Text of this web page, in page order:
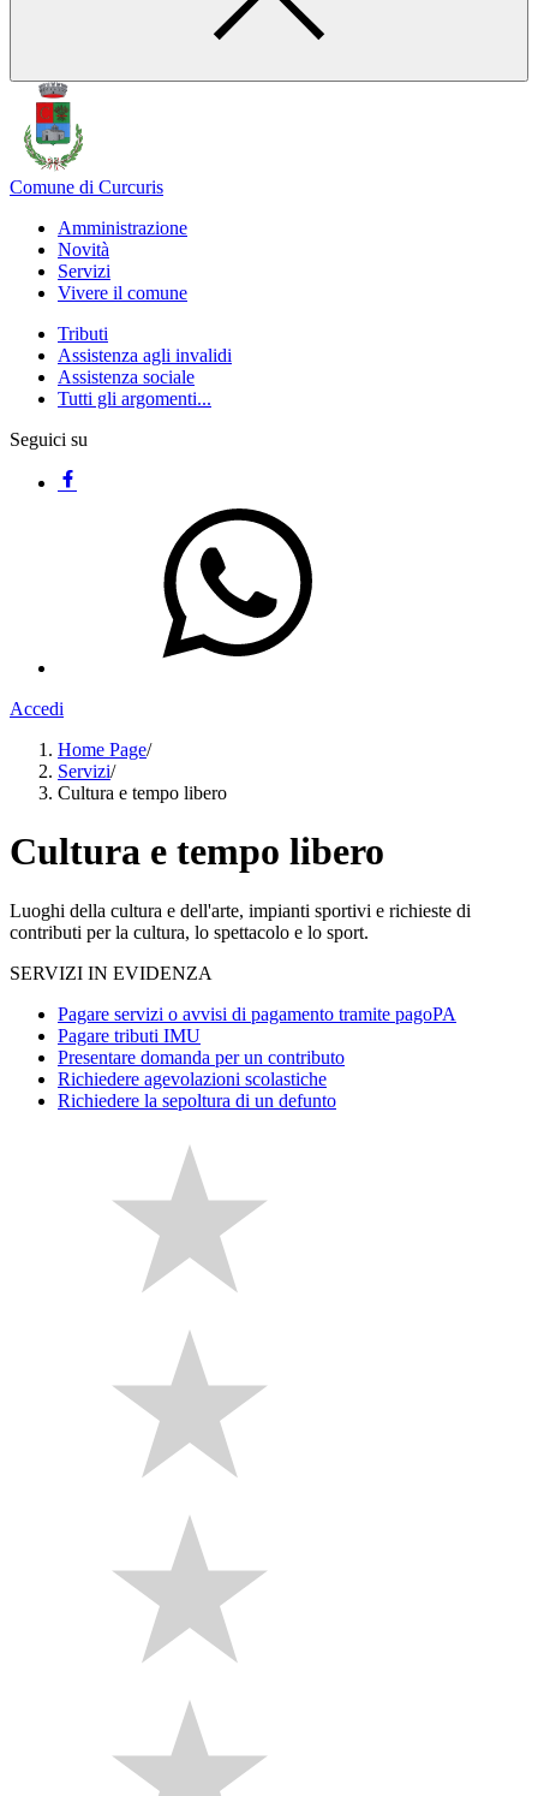
Comune di Curcuris
Amministrazione
Novità
Servizi
Vivere il comune
Tributi
Assistenza agli invalidi
Assistenza sociale
Tutti gli argomenti...
Seguici su
Accedi
Home Page/
Servizi/
Cultura e tempo libero
Cultura e tempo libero
Luoghi della cultura e dell'arte, impianti sportivi e richieste di
contributi per la cultura, lo spettacolo e lo sport.
SERVIZI IN EVIDENZA
Pagare servizi o avvisi di pagamento tramite pagoPA
Pagare tributi IMU
Presentare domanda per un contributo
Richiedere agevolazioni scolastiche
Richiedere la sepoltura di un defunto